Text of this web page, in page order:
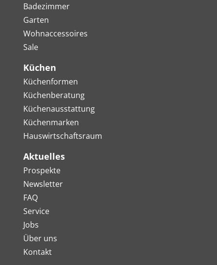
Badezimmer
Garten
Wohnaccessoires
Sale
Küchen
Küchenformen
Küchenberatung
Küchenausstattung
Küchenmarken
Hauswirtschaftsraum
Aktuelles
Prospekte
Newsletter
FAQ
Service
Jobs
Über uns
Kontakt